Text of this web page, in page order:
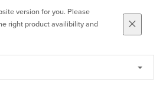
version for you. Please
right product availibility and